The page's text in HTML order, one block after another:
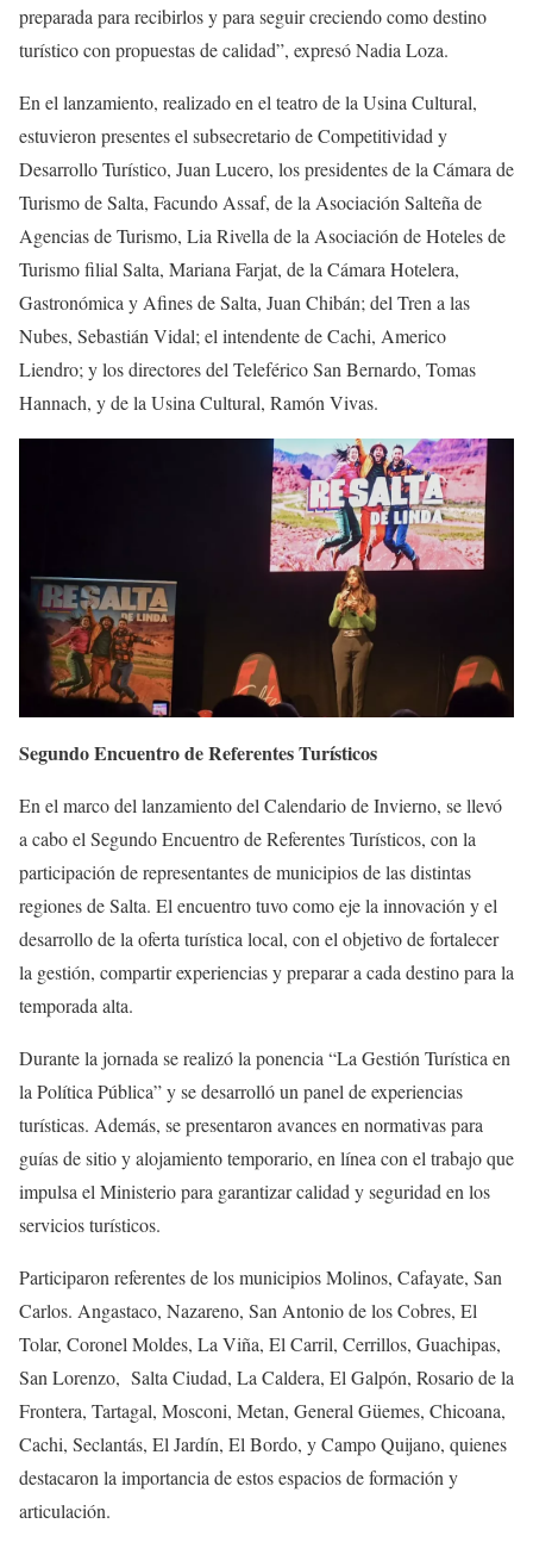
preparada para recibirlos y para seguir creciendo como destino
turístico con propuestas de calidad”, expresó Nadia Loza.
En el lanzamiento, realizado en el teatro de la Usina Cultural,
estuvieron presentes el subsecretario de Competitividad y
Desarrollo Turístico, Juan Lucero, los presidentes de la Cámara de
Turismo de Salta, Facundo Assaf, de la Asociación Salteña de
Agencias de Turismo, Lia Rivella de la Asociación de Hoteles de
Turismo filial Salta, Mariana Farjat, de la Cámara Hotelera,
Gastronómica y Afines de Salta, Juan Chibán; del Tren a las
Nubes, Sebastián Vidal; el intendente de Cachi, Americo
Liendro; y los directores del Teleférico San Bernardo, Tomas
Hannach, y de la Usina Cultural, Ramón Vivas.
Segundo Encuentro de Referentes Turísticos
En el marco del lanzamiento del Calendario de Invierno, se llevó
a cabo el Segundo Encuentro de Referentes Turísticos, con la
participación de representantes de municipios de las distintas
regiones de Salta. El encuentro tuvo como eje la innovación y el
desarrollo de la oferta turística local, con el objetivo de fortalecer
la gestión, compartir experiencias y preparar a cada destino para la
temporada alta.
Durante la jornada se realizó la ponencia “La Gestión Turística en
la Política Pública” y se desarrolló un panel de experiencias
turísticas. Además, se presentaron avances en normativas para
guías de sitio y alojamiento temporario, en línea con el trabajo que
impulsa el Ministerio para garantizar calidad y seguridad en los
servicios turísticos.
Participaron referentes de los municipios Molinos, Cafayate, San
Carlos. Angastaco, Nazareno, San Antonio de los Cobres, El
Tolar, Coronel Moldes, La Viña, El Carril, Cerrillos, Guachipas,
San Lorenzo, Salta Ciudad, La Caldera, El Galpón, Rosario de la
Frontera, Tartagal, Mosconi, Metan, General Güemes, Chicoana,
Cachi, Seclantás, El Jardín, El Bordo, y Campo Quijano, quienes
destacaron la importancia de estos espacios de formación y
articulación.